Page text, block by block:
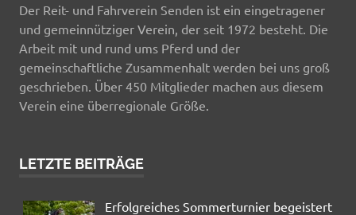
Der Reit- und Fahrverein Senden ist ein eingetragener
und gemeinnütziger Verein, der seit 1972 besteht. Die
Arbeit mit und rund ums Pferd und der
gemeinschaftliche Zusammenhalt werden bei uns groß
geschrieben. Über 450 Mitglieder machen aus diesem
Verein eine überregionale Größe.
LETZTE BEITRÄGE
Erfolgreiches Sommerturnier begeistert